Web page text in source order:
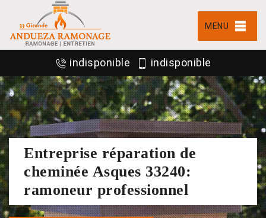
MENU
indisponible indisponible
Entreprise réparation de
cheminée Asques 33240:
ramoneur professionnel